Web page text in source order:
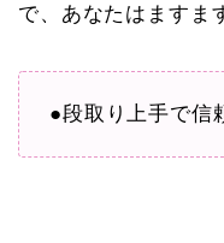
で、あなたはますま
●段取り上手で信